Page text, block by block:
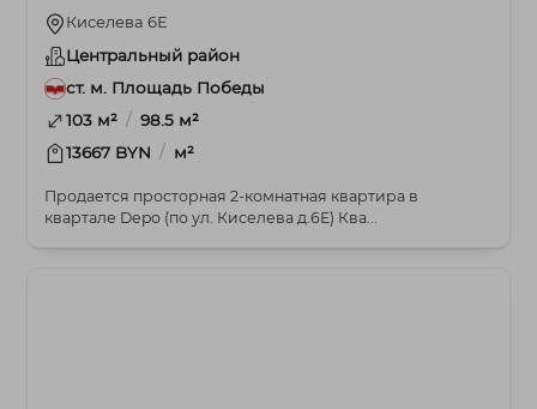
Киселева 6Е
Центральный район
ст. м. Площадь Победы
103 м² / 98.5 м²
13667 BYN / м²
Продается просторная 2-комнатная квартира в
квартале Depo (по ул. Киселева д.6Е) Ква...